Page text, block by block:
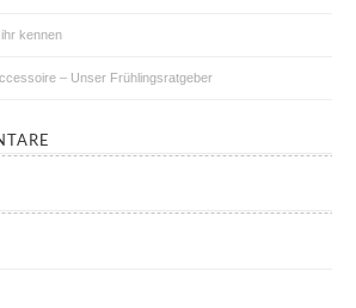
kennen
– Unser Frühlingsratgeber